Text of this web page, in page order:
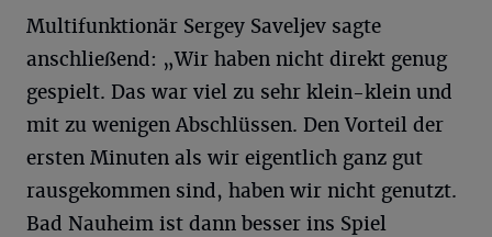
Multifunktionär Sergey Saveljev sagte
anschließend: „Wir haben nicht direkt genug
gespielt. Das war viel zu sehr klein-klein und
mit zu wenigen Abschlüssen. Den Vorteil der
ersten Minuten als wir eigentlich ganz gut
rausgekommen sind, haben wir nicht genutzt.
Bad Nauheim ist dann besser ins Spiel